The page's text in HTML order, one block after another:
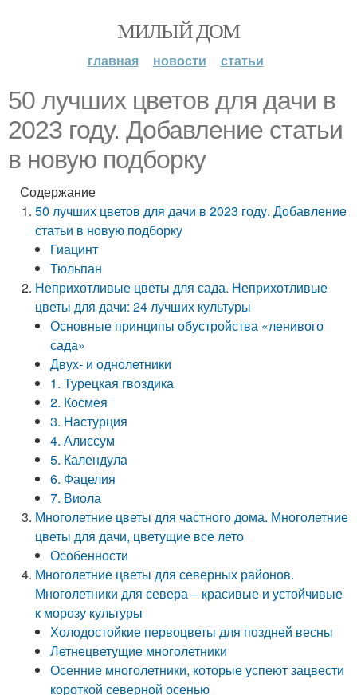
МИЛЫЙ ДОМ
главная новости статьи
50 лучших цветов для дачи в
2023 году. Добавление статьи
в новую подборку
Содержание
50 лучших цветов для дачи в 2023 году. Добавление
статьи в новую подборку
Гиацинт
Тюльпан
Неприхотливые цветы для сада. Неприхотливые
цветы для дачи: 24 лучших культуры
Основные принципы обустройства «ленивого
сада»
Двух- и однолетники
1. Турецкая гвоздика
2. Космея
3. Настурция
4. Алиссум
5. Календула
6. Фацелия
7. Виола
Многолетние цветы для частного дома. Многолетние
цветы для дачи, цветущие все лето
Особенности
Многолетние цветы для северных районов.
Многолетники для севера – красивые и устойчивые
к морозу культуры
Холодостойкие первоцветы для поздней весны
Летнецветущие многолетники
Осенние многолетники, которые успеют зацвести
короткой северной осенью